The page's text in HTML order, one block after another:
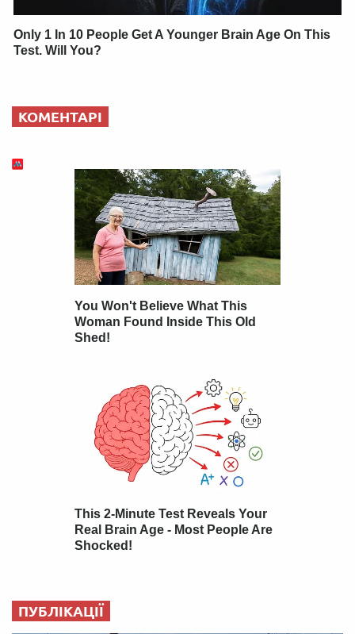
Only 1 In 10 People Get A Younger Brain Age On This
Test. Will You?
КОМЕНТАРІ
ПУБЛІКАЦІЇ